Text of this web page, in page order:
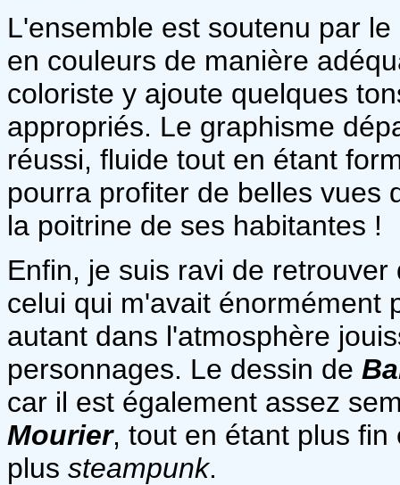
L'ensemble est soutenu par
en couleurs de manière
coloriste y ajoute quelques
appropriés. Le graphisme
réussi, fluide tout en étant
pourra profiter de belles vues
la poitrine de ses habitantes !
Enfin, je suis ravi de
celui qui m'avait énormément
autant dans l'atmosphère
personnages. Le dessin de
car il est également assez
Mourier, tout en étant plus
plus steampunk.